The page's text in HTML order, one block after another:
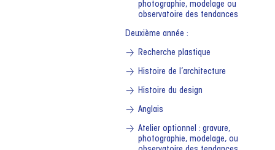
photographie, modelage ou
observatoire des tendances
Deuxième année :
Recherche plastique
Histoire de l’architecture
Histoire du design
Anglais
Atelier optionnel : gravure,
photographie, modelage, ou